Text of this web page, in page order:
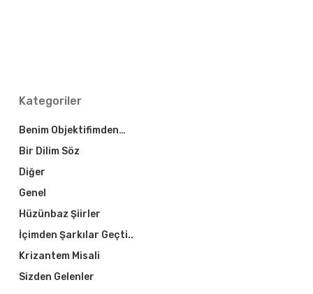
Kategoriler
Benim Objektifimden…
Bir Dilim Söz
Diğer
Genel
Hüzünbaz Şiirler
İçimden Şarkılar Geçti..
Krizantem Misali
Sizden Gelenler